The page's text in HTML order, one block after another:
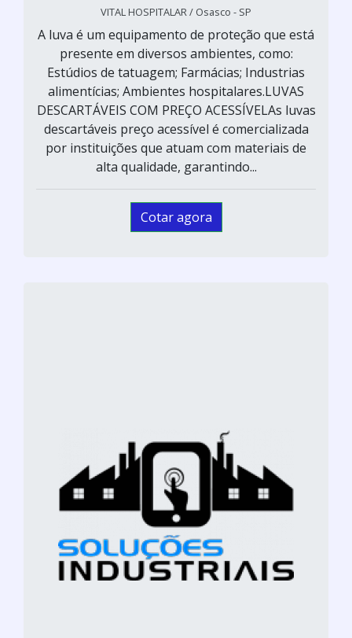
VITAL HOSPITALAR / Osasco - SP
A luva é um equipamento de proteção que está
presente em diversos ambientes, como:
Estúdios de tatuagem; Farmácias; Industrias
alimentícias; Ambientes hospitalares.LUVAS
DESCARTÁVEIS COM PREÇO ACESSÍVELAs luvas
descartáveis preço acessível é comercializada
por instituições que atuam com materiais de
alta qualidade, garantindo...
Cotar agora